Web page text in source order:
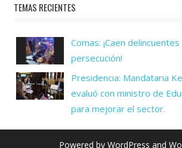
TEMAS RECIENTES
Comas: ¡Caen
persecución!
Presidencia: Mandataria
evaluó con ministro de
para mejorar el sector.
Powered by WordPress and